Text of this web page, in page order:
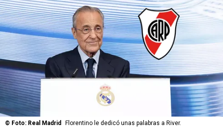
© Foto: Real Madrid Florentino le dedicó unas palabras a River.